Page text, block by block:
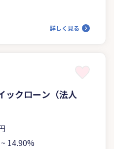
詳しく見る
ックローン（法人
~ 14.90%